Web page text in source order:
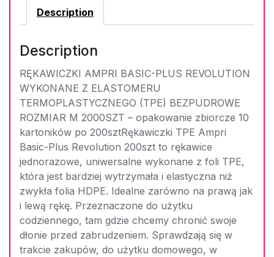
Description
Description
RĘKAWICZKI AMPRI BASIC-PLUS REVOLUTION
WYKONANE Z ELASTOMERU
TERMOPLASTYCZNEGO (TPE) BEZPUDROWE
ROZMIAR M 2000SZT – opakowanie zbiorcze 10
kartoników po 200sztRękawiczki TPE Ampri
Basic-Plus Revolution 200szt to rękawice
jednorazowe, uniwersalne wykonane z foli TPE,
która jest bardziej wytrzymała i elastyczna niż
zwykła folia HDPE. Idealne zarówno na prawą jak
i lewą rękę. Przeznaczone do użytku
codziennego, tam gdzie chcemy chronić swoje
dłonie przed zabrudzeniem. Sprawdzają się w
trakcie zakupów, do użytku domowego, w